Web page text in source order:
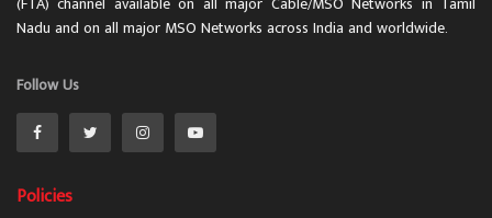
Nadu and on all major MSO Networks across India and worldwide.
Follow Us
Policies